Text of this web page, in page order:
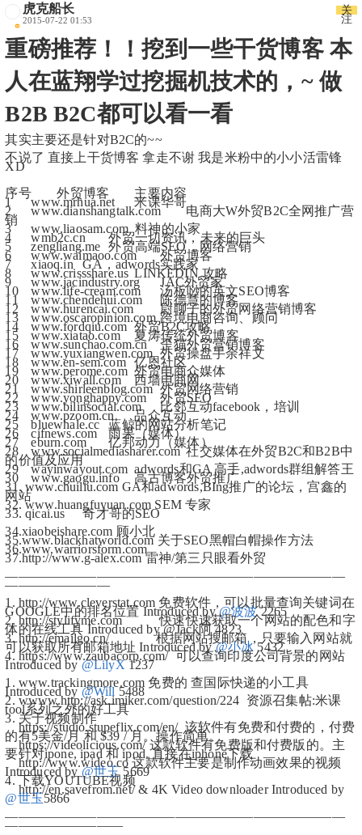
虎克船长
2015-07-22 01:53
关
注
重磅推荐！！挖到一些干货博客 本
人在蓝翔学过挖掘机技术的，~ 做
B2B B2C都可以看一看
其实主要还是针对B2C的~~
不说了 直接上干货博客 拿走不谢 我是米粉中的小小活雷锋
XD
序号	外贸博客	主要内容
1	www.mrhua.net	米课华哥
2	www.dianshangtalk.com	电商大W外贸B2C全网推广营
销
3	www.liaosam.com  料神的小家
4	wmb2c.cn	外贸一切资讯，未来的巨头
5	zengliang.me	外贸高端SEO，网络营销
6	www.waimaoo.com	外贸博客
7	xiaoq.in	GA，adwords实践家
8	www.crissshare.us	LINKEDIN 攻略
9	www.jacindustry.org	JAC外贸家
10	www.life-cream.com	汤板唦的英文SEO博客
11	www.chendehui.com	陈德慧的博客
12	www.hurencai.com	尉聊子的外贸网络营销博客
13	www.oscaropinion.com	跨境电商咨询、顾问
14	www.fordqiu.com	外贸B2C攻略
15	www.xiatao.com	夏涛传统外贸博客
16	www.sunchao.com.cn	歪猫外贸营销博客
17	www.yuxiangwen.com	外贸操盘手余祥文
18	www.en-sem.com	亿恩社区
19	www.perome.com	外贸电商众媒体
20	www.xiwall.com	西墙电商网
21	www.shirleenblog.com	外贸网络营销
22	www.yonghappy.com	外贸SEO
23	www.bilinsocial.com	比邻互动facebook，培训
24	www.pzoom.cn	品众互动
25	bluewhale.cc	蓝鲸的网站分析笔记
26	cifnews.com	雨果（媒体）
27	eburn.com	亿邦动力（媒体）
28	www.socialmediasharer.com	社交媒体在外贸B2C和B2B中
的价值及应用
29	wayinwayout.com	adwords和GA 高手,adwords群组解答王
30	www.gaogu.info	高古博客外贸推广
31. www.chuiliu.com GA和adwords,BIng推广的论坛，宫鑫的
网站
32. www.huangfuyuan.com SEM 专家
33. qicai.us	奇才哥的SEO
34.xiaobeishare.com 顾小北
35.www.blackhatworld.com 关于SEO黑帽白帽操作方法
36.www.warriorsform.com
37.http://www.g-alex.com 雷神/第三只眼看外贸
——————————————————————————
————————
1. http://www.cleverstat.com 免费软件，可以批量查询关键词在
GOOGLE中的排名位置 Introduced by @波波 2265
2. http://stylifyme.com           快速快速获取一个网站的配色和字
体的在线工具 Introduced by @Jack阿 4823
3. http://emailgo.cn/              根据网站搜邮箱，只要输入网站就
可以获取所有邮箱地址 Introduced by @小冰 5432
4. https://www.zaubacorp.com/  可以查询印度公司背景的网站
Introduced by @LilyX 1237
1. www.trackingmore.com 免费的 查国际快递的小工具
Introduced by @Will 5488
2. wwww.http://ask.imiker.com/question/224  资源召集帖:米课
tool系列之外的好工具
3. 关于视频制作
    https://studio.stupeflix.com/en/  该软件有免费和付费的，付费
的有5美金/月 和 $39 / 月。操作简单。
    https://videolicious.com/ 这款软件有免费版和付费版的。主
要针对ipone, ipad 和 ipod. 直接在iphone下载
    http://www.wideo.co 这款软件主要是制作动画效果的视频
Introduced by @世玉 5669
4. 下载YOUTUBE视频
@世玉5866
——————————————————————————
—————————